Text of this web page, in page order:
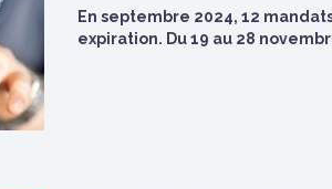
En septembre 2024, 12
expiration. Du 19 au 28